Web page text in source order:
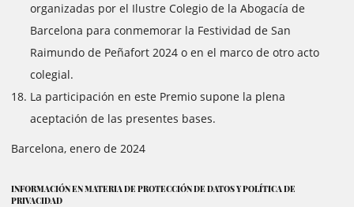
organizadas por el Ilustre Colegio de la Abogacía de
Barcelona para conmemorar la Festividad de San
Raimundo de Peñafort 2024 o en el marco de otro acto
colegial.
La participación en este Premio supone la plena
aceptación de las presentes bases.
Barcelona, enero de 2024
INFORMACIÓN EN MATERIA DE PROTECCIÓN DE DATOS Y POLÍTICA DE
PRIVACIDAD